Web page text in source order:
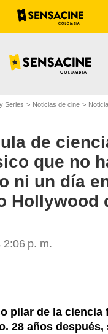
Series Noticias de cine Noticias
de
que no
ni un día
Hollywood
2:06 p. m.
pilar de la ciencia
28 años después,